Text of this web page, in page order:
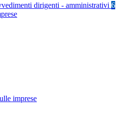
dirigenti - amministrativi 6
imprese